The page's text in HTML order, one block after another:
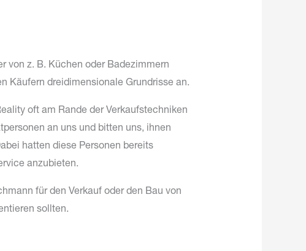
von z. B. Küchen oder Badezimmern
Käufern dreidimensionale Grundrisse an.
oft am Rande der Verkaufstechniken
an uns und bitten uns, ihnen
hatten diese Personen bereits
anzubieten.
für den Verkauf oder den Bau von
sollten.